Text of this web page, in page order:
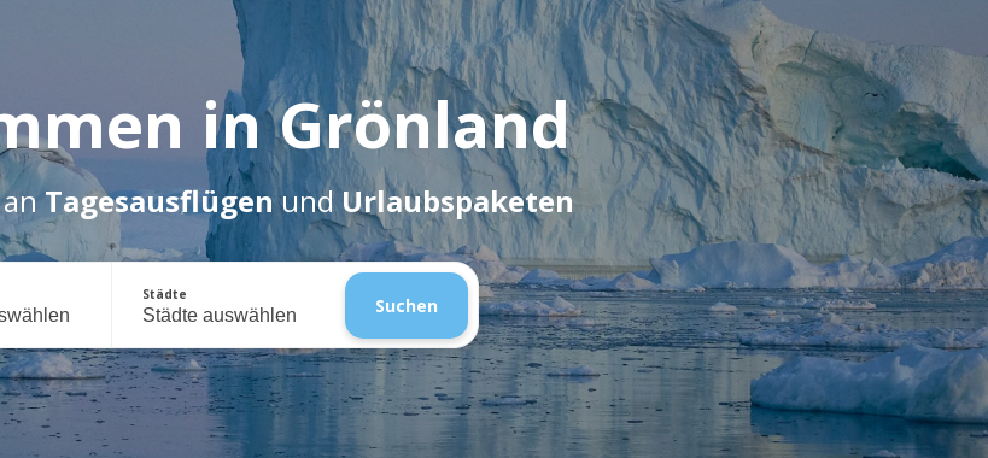
in Grönland
TagesausflügenundUrlaubspaketen
Städte
Städte auswählen Suchen